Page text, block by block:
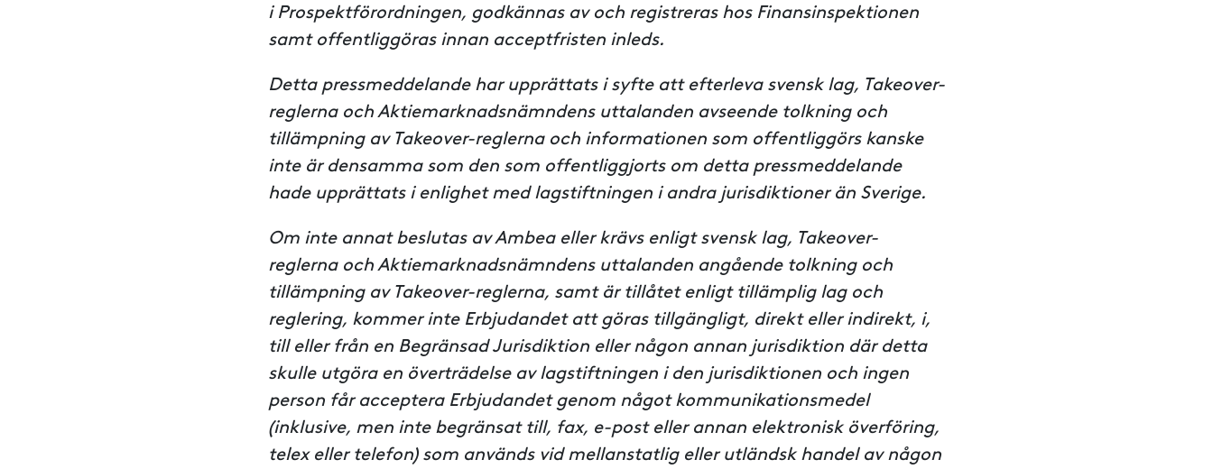
i Prospektförordningen, godkännas av och registreras hos Finansinspektionen
samt offentliggöras innan acceptfristen inleds.
Detta pressmeddelande har upprättats i syfte att efterleva svensk lag, Takeover-
reglerna och Aktiemarknadsnämndens uttalanden avseende tolkning och
tillämpning av Takeover-reglerna och informationen som offentliggörs kanske
inte är densamma som den som offentliggjorts om detta pressmeddelande
hade upprättats i enlighet med lagstiftningen i andra jurisdiktioner än Sverige.
Om inte annat beslutas av Ambea eller krävs enligt svensk lag, Takeover-
reglerna och Aktiemarknadsnämndens uttalanden angående tolkning och
tillämpning av Takeover-reglerna, samt är tillåtet enligt tillämplig lag och
reglering, kommer inte Erbjudandet att göras tillgängligt, direkt eller indirekt, i,
till eller från en Begränsad Jurisdiktion eller någon annan jurisdiktion där detta
skulle utgöra en överträdelse av lagstiftningen i den jurisdiktionen och ingen
person får acceptera Erbjudandet genom något kommunikationsmedel
(inklusive, men inte begränsat till, fax, e-post eller annan elektronisk överföring,
telex eller telefon) som används vid mellanstatlig eller utländsk handel av någon